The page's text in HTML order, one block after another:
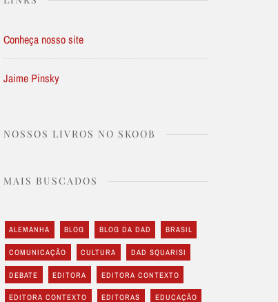
Conheça nosso site
Jaime Pinsky
NOSSOS LIVROS NO SKOOB
MAIS BUSCADOS
ALEMANHA BLOG BLOG DA DAD BRASIL
COMUNICAÇÃO CULTURA DAD SQUARISI
DEBATE EDITORA EDITORA CONTEXTO
EDITORA CONTEXTO EDITORAS EDUCAÇÃO